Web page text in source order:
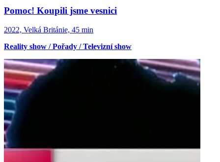
Pomoc! Koupili jsme vesnici
2022, Velká Británie, 45 min
Reality show / Pořady / Televizní show